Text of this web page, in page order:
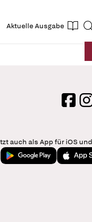
Aktuelle Ausgabe
login
auch als App für iOS
Jetzt bei Google Play
Laden im